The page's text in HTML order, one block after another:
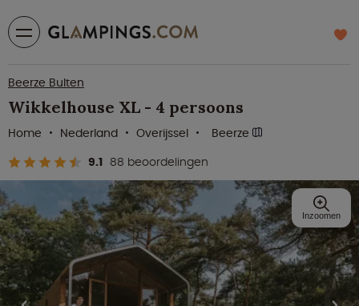
Beerze Bulten
Wikkelhouse XL - 4 persoons
9.1 88 beoordelingen
Home Nederland Overijssel Beerze
Inzoomen